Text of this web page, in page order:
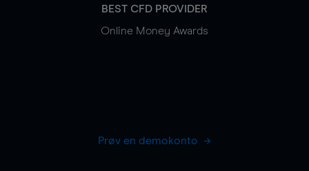
BEST CFD PROVIDER
Online Money Awards
Prøv en demokonto